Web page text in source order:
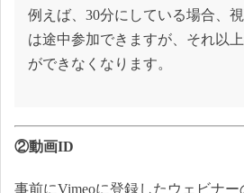
例えば、30分にしている場合、
は途中参加できますが、それ以
ができなくなります。
②動画ID
事前にVimeoに登録したウェビナ